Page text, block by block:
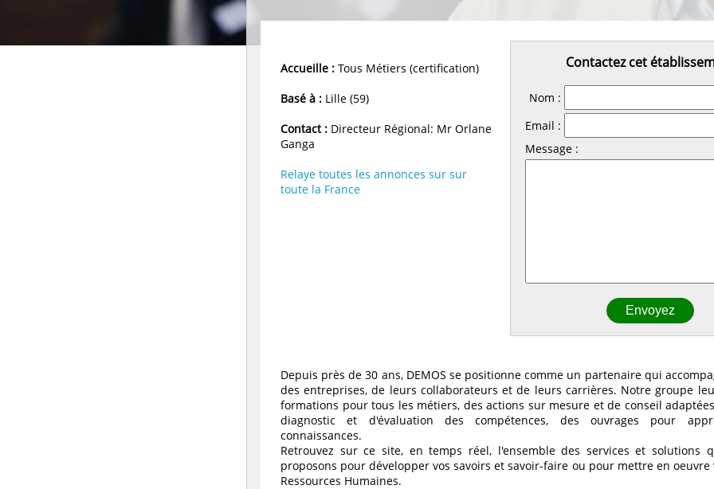
Accueille : Tous Métiers (certification)
Basé à : Lille (59)
Contact : Directeur Régional: Mr Orlane
Ganga
Relaye toutes les annonces sur sur
toute la France
Contactez cet
Nom :
Email :
Message :
Depuis près de 30 ans, DEMOS se positionne comme un partenaire qui
des entreprises, de leurs collaborateurs et de leurs carrières. Notre groupe
formations pour tous les métiers, des actions sur mesure et de conseil
diagnostic et d'évaluation des compétences, des ouvrages pour
connaissances.
Retrouvez sur ce site, en temps réel, l'ensemble des services et solutions
proposons pour développer vos savoirs et savoir-faire ou pour mettre en
Ressources Humaines.